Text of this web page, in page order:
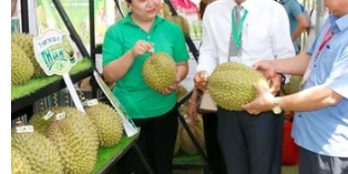
Tuyên Quang khẩn trương khắc
phục sạt lở trên các tuyến giao thông
06/08/2026 11:54